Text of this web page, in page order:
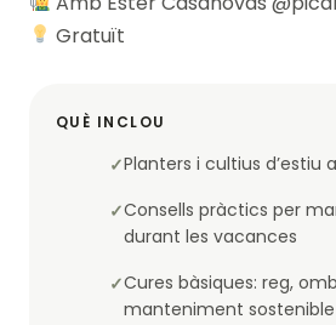
Gratuït
QUÈ INCLOU
Planters i cultius d’estiu
Consells pràctics per
durant les vacances
Cures bàsiques: reg,
manteniment sostenible